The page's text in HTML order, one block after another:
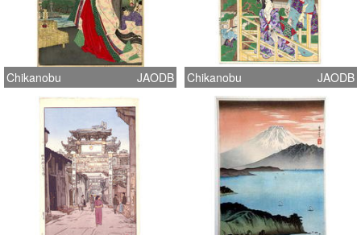
Chikanobu JAODB Chikanobu JAODB